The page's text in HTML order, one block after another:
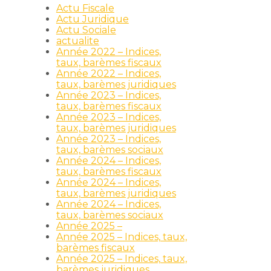
Actu Fiscale
Actu Juridique
Actu Sociale
actualite
Année 2022 – Indices,
taux, barèmes fiscaux
Année 2022 – Indices,
taux, barèmes juridiques
Année 2023 – Indices,
taux, barèmes fiscaux
Année 2023 – Indices,
taux, barèmes juridiques
Année 2023 – Indices,
taux, barèmes sociaux
Année 2024 – Indices,
taux, barèmes fiscaux
Année 2024 – Indices,
taux, barèmes juridiques
Année 2024 – Indices,
taux, barèmes sociaux
Année 2025 –
Année 2025 – Indices, taux,
barèmes fiscaux
Année 2025 – Indices, taux,